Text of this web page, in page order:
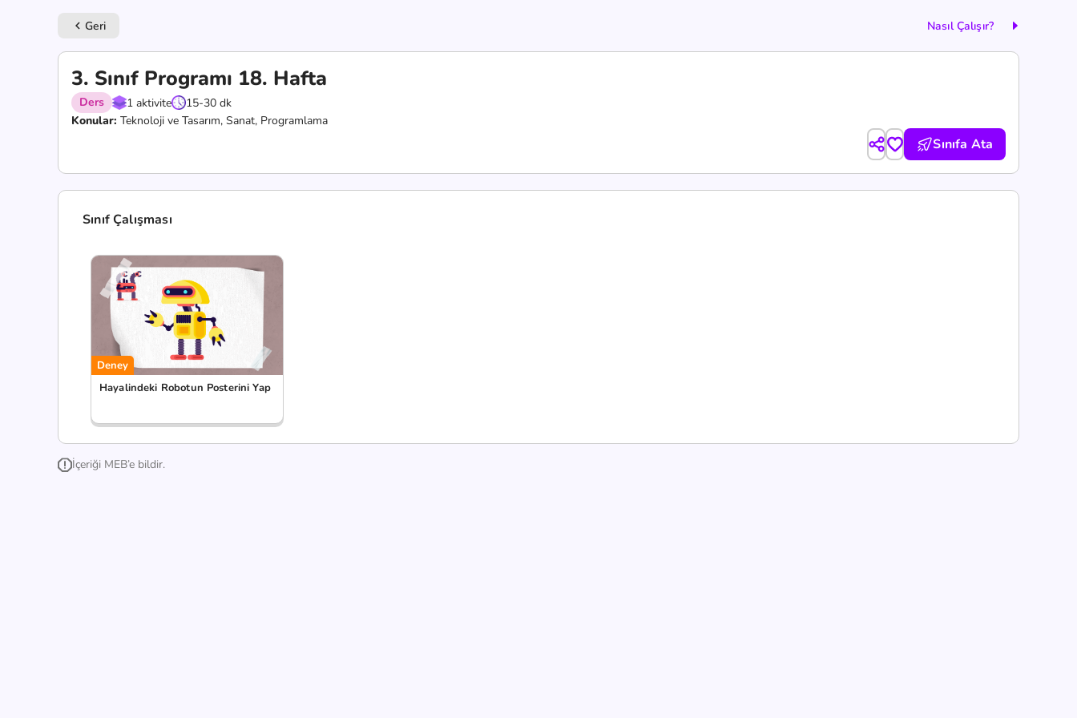
keyboard_arrow_left Geri Nasıl Çalışır?
3. Sınıf Programı 18. Hafta
Ders 1 aktivite
15-30 dk
Konular: Teknoloji ve Tasarım, Sanat, Programlama
Sınıfa Ata
Sınıf Çalışması
Deney
Hayalindeki Robotun Posterini Yap
İçeriği MEB’e bildir.